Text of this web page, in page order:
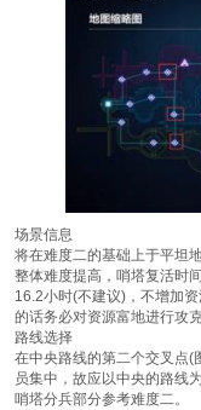
场景信息
将在难度二的基础上于平坦
整体难度提高，哨塔复活时
16.2小时(不建议)，不增加
的话务必对资源富地进行攻克
路线选择
在中央路线的第二个交叉点(
员集中，故应以中央的路线
哨塔分兵部分参考难度二。